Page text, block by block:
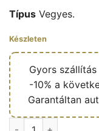
Típus Vegyes.
Készleten
Gyors szállítás
-10% a
Garantáltan
Eau de parfum